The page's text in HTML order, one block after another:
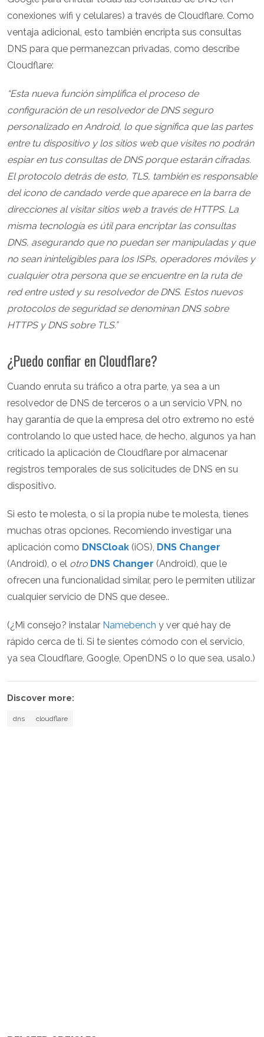
conexiones wifi y celulares) a través de Cloudflare. Como
ventaja adicional, esto también encripta sus consultas
DNS para que permanezcan privadas, como describe
Cloudflare:
“Esta nueva función simplifica el proceso de
configuración de un resolvedor de DNS seguro
personalizado en Android, lo que significa que las partes
entre tu dispositivo y los sitios web que visites no podrán
espiar en tus consultas de DNS porque estarán cifradas.
El protocolo detrás de esto, TLS, también es responsable
del icono de candado verde que aparece en la barra de
direcciones al visitar sitios web a través de HTTPS. La
misma tecnología es útil para encriptar las consultas
DNS, asegurando que no puedan ser manipuladas y que
no sean ininteligibles para los ISPs, operadores móviles y
cualquier otra persona que se encuentre en la ruta de
red entre usted y su resolvedor de DNS. Estos nuevos
protocolos de seguridad se denominan DNS sobre
HTTPS y DNS sobre TLS.”
¿Puedo confiar en Cloudflare?
Cuando enruta su tráfico a otra parte, ya sea a un
resolvedor de DNS de terceros o a un servicio VPN, no
hay garantía de que la empresa del otro extremo no esté
controlando lo que usted hace, de hecho, algunos ya han
criticado la aplicación de Cloudflare por almacenar
registros temporales de sus solicitudes de DNS en su
dispositivo.
Si esto te molesta, o si la propia nube te molesta, tienes
muchas otras opciones. Recomiendo investigar una
aplicación como DNSCloak (iOS), DNS Changer
(Android), o el otro DNS Changer (Android), que le
ofrecen una funcionalidad similar, pero le permiten utilizar
cualquier servicio de DNS que desee..
(¿Mi consejo? instalar Namebench y ver qué hay de
rápido cerca de ti. Si te sientes cómodo con el servicio,
ya sea Cloudflare, Google, OpenDNS o lo que sea, usalo.)
Discover more:
dns cloudflare